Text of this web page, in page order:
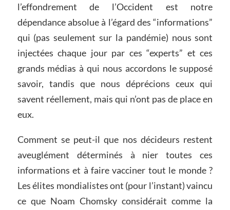
l’effondrement de l’Occident est notre
dépendance absolue à l’égard des “informations”
qui (pas seulement sur la pandémie) nous sont
injectées chaque jour par ces “experts” et ces
grands médias à qui nous accordons le supposé
savoir, tandis que nous déprécions ceux qui
savent réellement, mais qui n’ont pas de place en
eux.
Comment se peut-il que nos décideurs restent
aveuglément déterminés à nier toutes ces
informations et à faire vacciner tout le monde ?
Les élites mondialistes ont (pour l’instant) vaincu
ce que Noam Chomsky considérait comme la